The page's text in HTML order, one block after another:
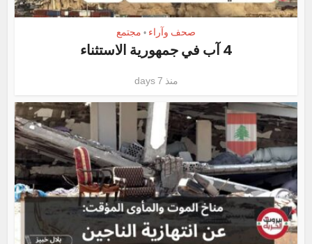
صحف وآراء • مجتمع
4 آب في جمهورية الاستثناء
منذ 7 days